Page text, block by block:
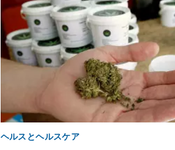
ヘルスとヘルスケア